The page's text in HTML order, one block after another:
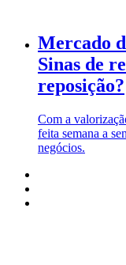
Mercado
Sinas de
reposição?
Com a
feita semana a
negócios.